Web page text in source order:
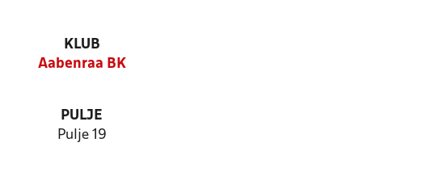
KLUB
Aabenraa BK
PULJE
Pulje 19